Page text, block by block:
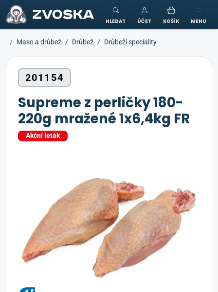
ZVOSKA
HLEDAT ÚČET KOŠÍK MENU
Maso a drůbež Drůbež Drůbeží speciality
201154
Supreme z perličky 180-
220g mražené 1x6,4kg FR
Akční leták